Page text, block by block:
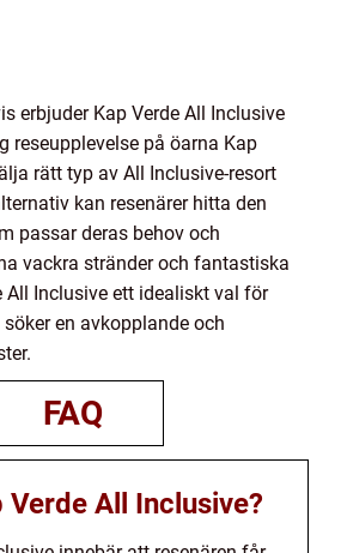
erbjuder Kap Verde All Inclusive
reseupplevelse på öarna Kap
rätt typ av All Inclusive-resort
kan resenärer hitta den
passar deras behov och
vackra stränder och fantastiska
All Inclusive ett idealiskt val för
en avkopplande och
FAQ
Verde All Inclusive?